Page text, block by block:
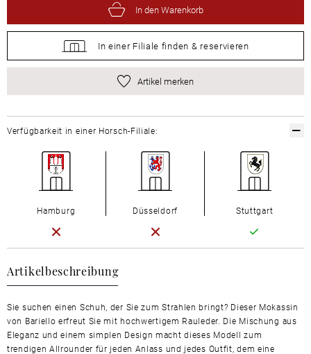
In den Warenkorb
In einer Filiale finden & reservieren
Artikel merken
Artikelbeschreibung
Sie suchen einen Schuh, der Sie zum Strahlen bringt? Dieser Mokassin
von Bariello erfreut Sie mit hochwertigem Rauleder. Die Mischung aus
Eleganz und einem simplen Design macht dieses Modell zum
trendigen Allrounder für jeden Anlass und jedes Outfit, dem eine
Verfügbarkeit in einer Horsch-Filiale:
Hamburg Düsseldorf Stuttgart